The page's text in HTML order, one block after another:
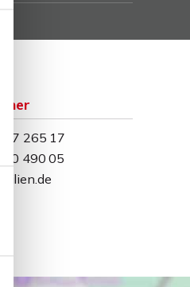
265 17
490 05